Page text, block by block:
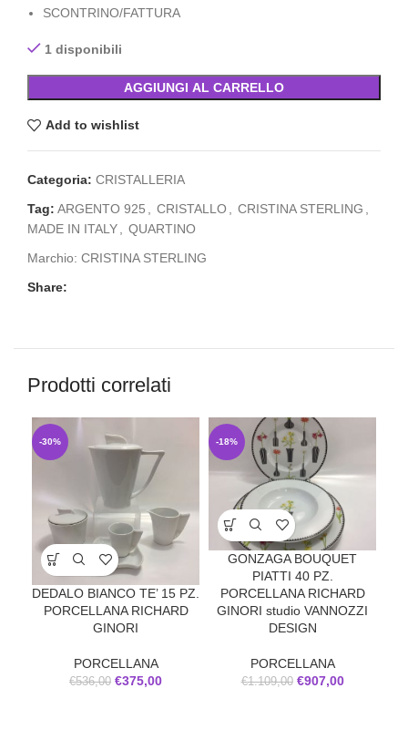
SCONTRINO/FATTURA
1 disponibili
AGGIUNGI AL CARRELLO
Add to wishlist
Categoria: CRISTALLERIA
Tag: ARGENTO 925 CRISTALLO CRISTINA STERLING
MADE IN ITALY
QUARTINO
Marchio: CRISTINA STERLING
Share:
Prodotti correlati
-30%
DEDALO BIANCO TE’ 15 PZ.
PORCELLANA RICHARD
GINORI
PORCELLANA
€536,00 €375,00
-18%
GONZAGA BOUQUET
PIATTI 40 PZ.
PORCELLANA RICHARD
GINORI studio VANNOZZI
DESIGN
PORCELLANA
€1.109,00 €907,00